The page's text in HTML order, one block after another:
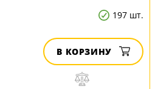
197 шт.
В КОРЗИНУ